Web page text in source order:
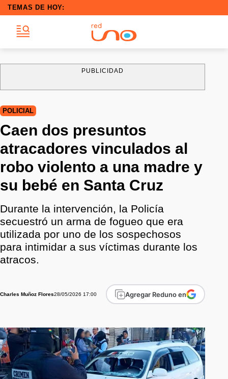
TEMAS DE HOY:
PUBLICIDAD
POLICIAL
Caen dos presuntos
atracadores vinculados al
robo violento a una madre y
su bebé en Santa Cruz
Durante la intervención, la Policía
secuestró un arma de fogueo que era
utilizada por uno de los sospechosos
para intimidar a sus víctimas durante los
atracos.
Charles Muñoz Flores28/05/2026 17:00 Agregar Reduno en